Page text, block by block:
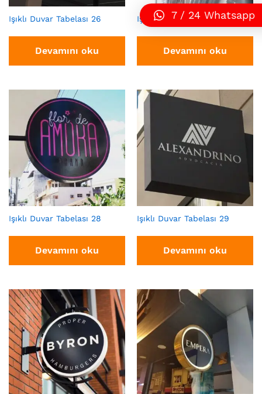
Işıklı Duvar Tabelası 26
Devamını oku
Işıklı Duvar Tabelası 27
Devamını oku
Işıklı Duvar Tabelası 28
Devamını oku
Işıklı Duvar Tabelası 29
Devamını oku
7 / 24 Whatsapp